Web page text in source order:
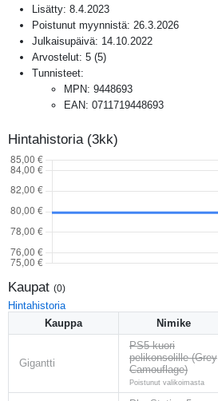
Lisätty: 8.4.2023
Poistunut myynnistä: 26.3.2026
Julkaisupäivä: 14.10.2022
Arvostelut: 5 (5)
Tunnisteet:
MPN: 9448693
EAN: 0711719448693
Hintahistoria (3kk)
Kaupat (0)
Hintahistoria
Kauppa
Nimike
Gigantti
PS5 kuori
pelikonsolille (Grey
Camouflage)
Poistunut valikoimasta